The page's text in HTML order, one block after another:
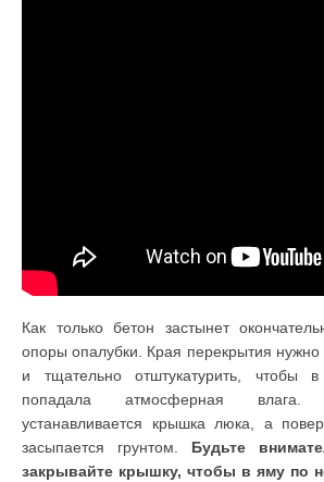
Как только бетон застынет
опоры опалубки. Края перекрытия
и тщательно отштукатурить, чтобы
попадала атмосферная
устанавливается крышка люка, а
засыпается грунтом. Будьте
закрывайте крышку, чтобы в яму по